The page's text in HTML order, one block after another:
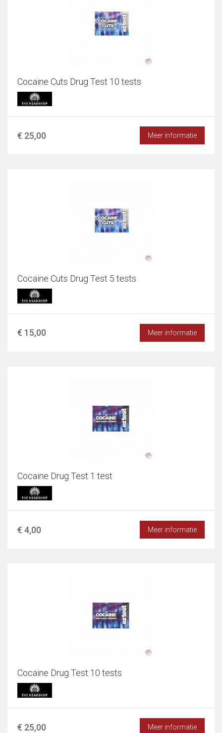
Cocaine Cuts Drug Test 10 tests
€ 25,00 Meer informatie
Cocaine Cuts Drug Test 5 tests
€ 15,00 Meer informatie
Cocaine Drug Test 1 test
€ 4,00 Meer informatie
Cocaine Drug Test 10 tests
€ 25,00 Meer informatie